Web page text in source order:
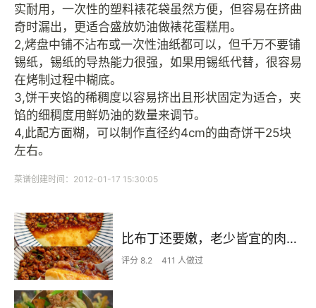
实耐用，一次性的塑料裱花袋虽然方便，但容易在挤曲
奇时漏出，更适合盛放奶油做裱花蛋糕用。
2,烤盘中铺不沾布或一次性油纸都可以，但千万不要铺
锡纸，锡纸的导热能力很强，如果用锡纸代替，很容易
在烤制过程中糊底。
3,饼干夹馅的稀稠度以容易挤出且形状固定为适合，夹
馅的细稠度用鲜奶油的数量来调节。
4,此配方面糊，可以制作直径约4cm的曲奇饼干25块
左右。
菜谱创建时间：2012-01-17 15:30:05
比布丁还要嫩，老少皆宜的肉沫蒸蛋
评分 8.2 411 人做过